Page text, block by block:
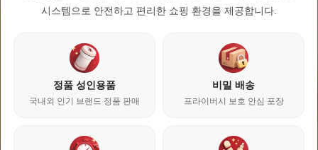
시스템으로 안전하고 편리한 쇼핑 환경을 제공합니다.
정품 성인용품
국내외 인기 브랜드 정품 판매
비밀 배송
프라이버시 보호 안심 포장